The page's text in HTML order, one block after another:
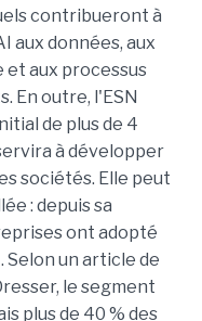
contribueront à
aux données, aux
et aux processus
En outre, l'ESN
de plus de 4
à développer
sociétés. Elle peut
: depuis sa
ont adopté
Selon un article de
le segment
plus de 40 % des